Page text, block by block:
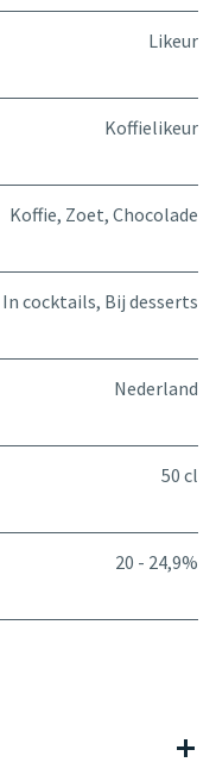
Likeur
Koffielikeur
Koffie, Zoet, Chocolade
In cocktails, Bij desserts
Nederland
50 cl
20 - 24,9%